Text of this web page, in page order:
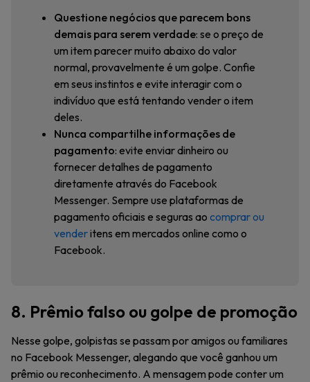
Questione negócios que parecem bons
demais para serem verdade: se o preço de
um item parecer muito abaixo do valor
normal, provavelmente é um golpe. Confie
em seus instintos e evite interagir com o
indivíduo que está tentando vender o item
deles.
Nunca compartilhe informações de
pagamento: evite enviar dinheiro ou
fornecer detalhes de pagamento
diretamente através do Facebook
Messenger. Sempre use plataformas de
pagamento oficiais e seguras ao comprar ou
venderitens em mercados online como o
Facebook.
8. Prêmio falso ou golpe de promoção
Nesse golpe, golpistas se passam por amigos ou familiares
no Facebook Messenger, alegando que você ganhou um
prêmio ou reconhecimento. A mensagem pode conter um